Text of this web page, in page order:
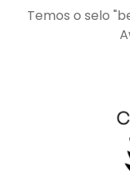
Temos o selo